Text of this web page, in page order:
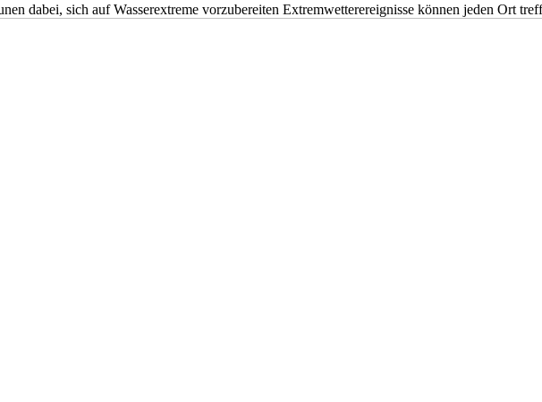
dabei, sich auf Wasserextreme vorzubereiten Extremwetterereignisse können jeden Ort